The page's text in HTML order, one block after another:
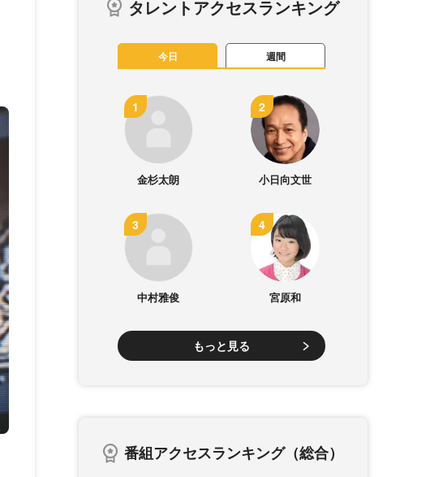
タレントアクセスランキング
今日 週間
金杉太朗 小日向文世
中村雅俊 宮原和
もっと見る
番組アクセスランキング（総合）